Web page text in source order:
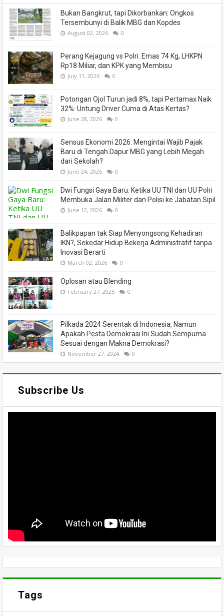
Bukan Bangkrut, tapi Dikorbankan: Ongkos
Tersembunyi di Balik MBG dan Kopdes
August 02, 2026 0
Perang Kejagung vs Polri: Emas 74 Kg, LHKPN
Rp18 Miliar, dan KPK yang Membisu
July 11, 2026 0
Potongan Ojol Turun jadi 8%, tapi Pertamax Naik
32%: Untung Driver Cuma di Atas Kertas?
June 28, 2026 0
Sensus Ekonomi 2026: Mengintai Wajib Pajak
Baru di Tengah Dapur MBG yang Lebih Megah
dari Sekolah?
June 24, 2026 0
Dwi Fungsi Gaya Baru: Ketika UU TNI dan UU Polri
Membuka Jalan Militer dan Polisi ke Jabatan Sipil
June 12, 2026 0
Balikpapan tak Siap Menyongsong Kehadiran
IKN?, Sekedar Hidup Bekerja Administratif tanpa
Inovasi Berarti
March 02, 2026 0
Oplosan atau Blending
February 27, 2025 0
Pilkada 2024 Serentak di Indonesia, Namun
Apakah Pesta Demokrasi Ini Sudah Sempurna
Sesuai dengan Makna Demokrasi?
November 27, 2024 0
Subscribe Us
Tags